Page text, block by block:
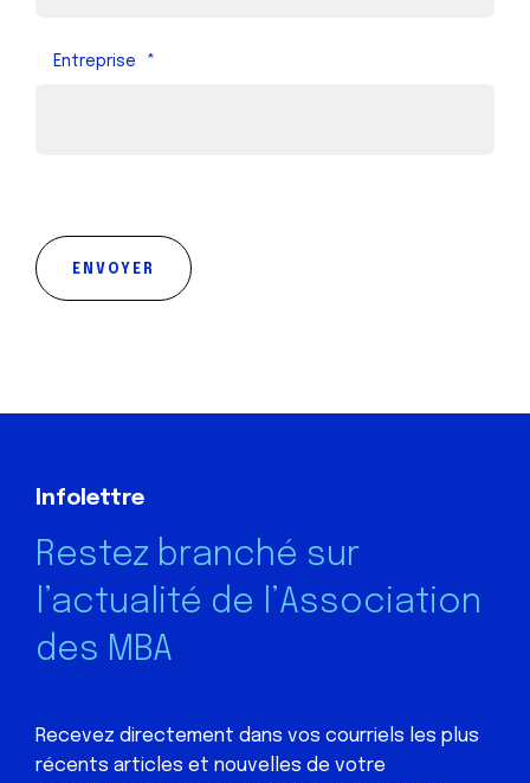
Entreprise *
ENVOYER
Infolettre
Restez branché sur
l’actualité de l’Association
des MBA
Recevez directement dans vos courriels les plus
récents articles et nouvelles de votre